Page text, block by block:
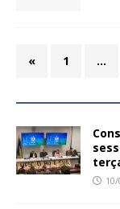
« 1 …